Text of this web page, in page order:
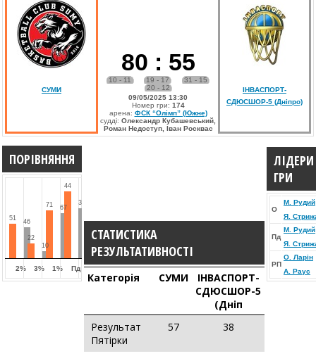
СУМИ
80 : 55
10 - 11 19 - 17
31 - 15
20 - 12
09/05/2025 13:30
Номер гри: 174
арена: ФСК “Олімп” (Южне)
судді: Олександр Кубашевський,
Роман Недоступ, Іван Росквас
ІНВАСПОРТ-
СДЮСШОР-5 (Дніпро)
ПОРІВНЯННЯ
51 46
2%
22
10
3%
71 67
1%
44
33
Пд
СТАТИСТИКА
РЕЗУЛЬТАТИВНОСТІ
Категорія СУМИ
ІНВАСПОРТ-
СДЮСШОР-5
(Дніп
Результат
Пятірки
57 38
ЛІДЕРИ
ГРИ
О
М. Рудий
Я.
Пд
М. Рудий
Я.
РП
О. Ларін
А. Раус